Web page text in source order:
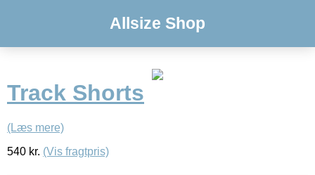
Allsize Shop
Track Shorts
(Læs mere)
540 kr. (Vis fragtpris)